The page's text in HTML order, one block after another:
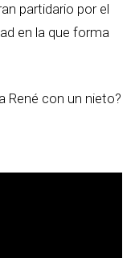
partidario por el
en la que forma
René con un nieto?